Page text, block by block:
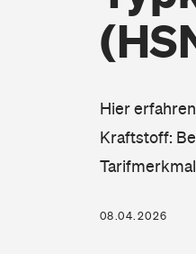
Hier
Kraftstoff:
08.04.2026